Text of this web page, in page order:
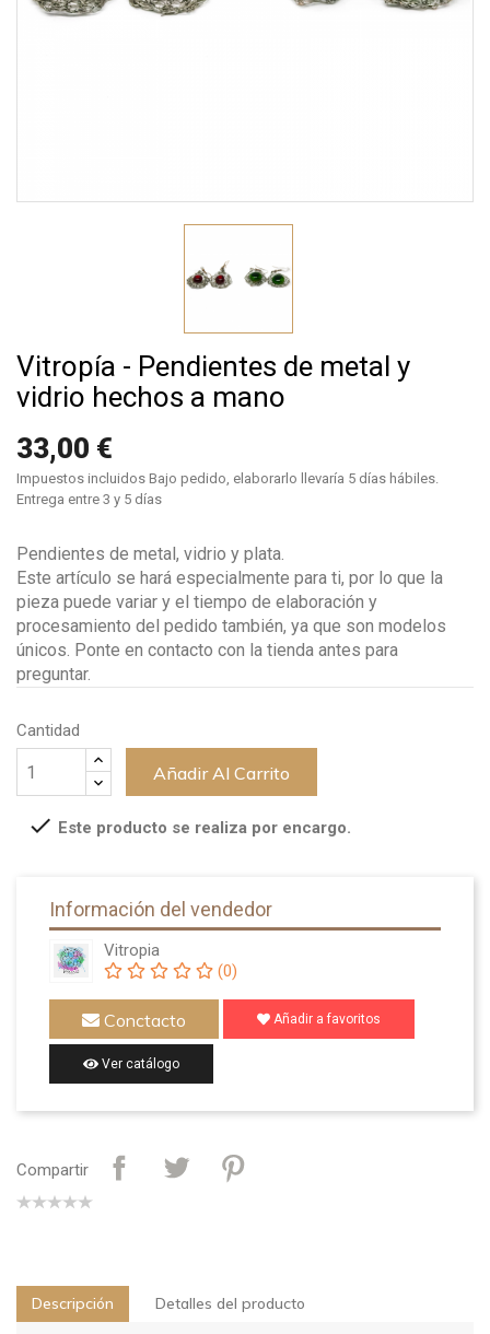
Vitropía - Pendientes de metal y
vidrio hechos a mano
33,00 €
Impuestos incluidos Bajo pedido, elaborarlo llevaría 5 días hábiles.
Entrega entre 3 y 5 días
Pendientes de metal, vidrio y plata.
Este artículo se hará especialmente para ti, por lo que la
pieza puede variar y el tiempo de elaboración y
procesamiento del pedido también, ya que son modelos
únicos. Ponte en contacto con la tienda antes para
preguntar.
Cantidad
Añadir Al Carrito
 Este producto se realiza por encargo.
Información del vendedor
Vitropia
(0)
Conctacto Añadir a favoritos
Ver catálogo
Compartir
Descripción Detalles del producto